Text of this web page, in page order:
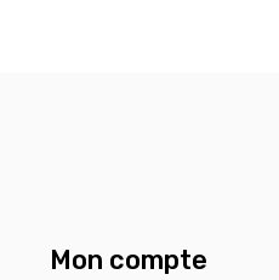
Mon compte